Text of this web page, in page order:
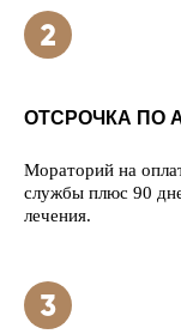
ОТСРОЧКА ПО
Мораторий на
службы плюс 90
лечения.